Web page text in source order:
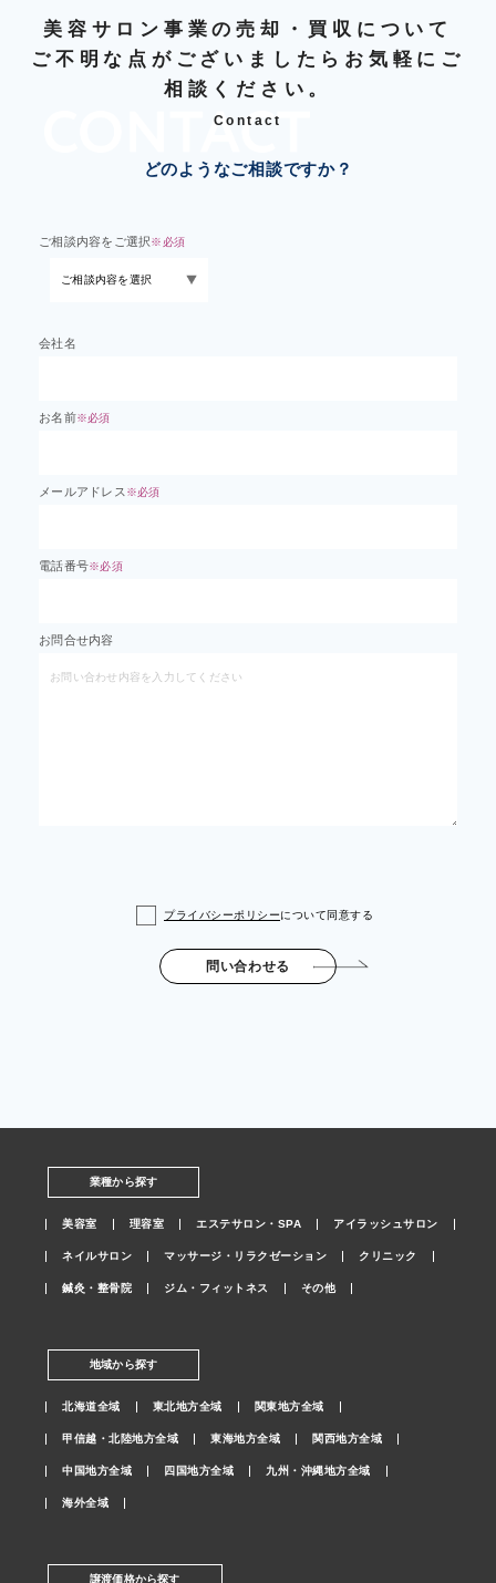
美容サロン事業の売却・買収について
ご不明な点がございましたらお気軽にご
相談ください。
Contact
どのようなご相談ですか？
ご相談内容をご選択※必須
会社名
お名前※必須
メールアドレス ※必須
電話番号※必須
お問合せ内容
プライバシーポリシーについて同意する
問い合わせる
業種から探す
美容室 理容室 エステサロン・SPA アイラッシュサロン
ネイルサロン マッサージ・リラクゼーション クリニック
鍼灸・整骨院 ジム・フィットネス その他
地域から探す
北海道全域 東北地方全域 関東地方全域
甲信越・北陸地方全域 東海地方全域 関西地方全域
中国地方全域 四国地方全域 九州・沖縄地方全域
海外全域
譲渡価格から探す